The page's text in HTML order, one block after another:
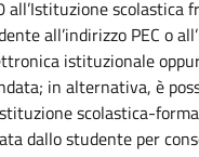
all’Istituzione scolastica
all’indirizzo PEC o
istituzionale
in alternativa, è
scolastica-
dallo studente per